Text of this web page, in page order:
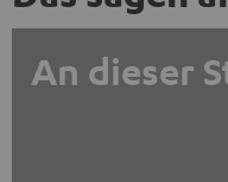
An dieser